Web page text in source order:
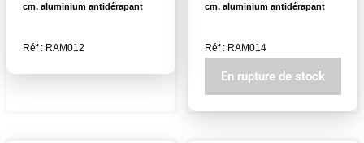
cm, aluminium antidérapant
Réf : RAM012
cm, aluminium antidérapant
Réf : RAM014
En rupture de stock